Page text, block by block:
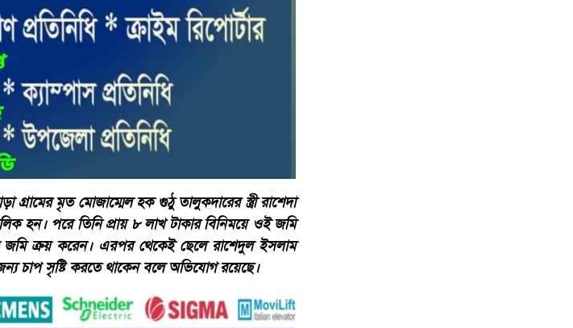
গ্রামের মৃত মোজাম্মেল হক গুঠু তালুকদারের স্ত্রী রাশেদা
হন। পরে তিনি প্রায় ৮ লাখ টাকার বিনিময়ে ওই জমি
জমি ক্রয় করেন। এরপর থেকেই ছেলে রাশেদুল ইসলাম
চাপ সৃষ্টি করতে থাকেন বলে অভিযোগ রয়েছে।